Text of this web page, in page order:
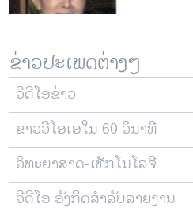
ພາສາຕ່າງໆ
ຂ່າວປະເພດຕ່າງໆ
ວີດີໂອຂ່າວ
ຂ່າວວີໂອເອໃນ 60 ວິນາທີ
ວິທະຍາສາດ-ເທັກໂນໂລຈີ
ວີດີໂອ ອັງກິດສຳລັບລາຍງານ